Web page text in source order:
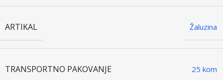
ARTIKAL Žaluzina
TRANSPORTNO PAKOVANJE 25 kom